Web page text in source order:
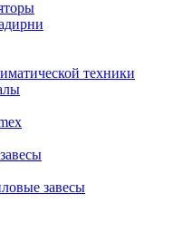
техники
завесы